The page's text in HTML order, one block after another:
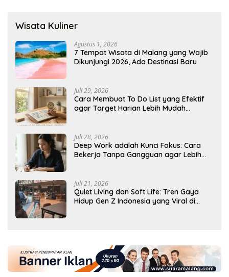
Wisata Kuliner
Agustus 1, 2026
7 Tempat Wisata di Malang yang Wajib
Dikunjungi 2026, Ada Destinasi Baru
Juli 29, 2026
Cara Membuat To Do List yang Efektif
agar Target Harian Lebih Mudah
Juli 28, 2026
Deep Work adalah Kunci Fokus: Cara
Bekerja Tanpa Gangguan agar Lebih
Juli 21, 2026
Quiet Living dan Soft Life: Tren Gaya
Hidup Gen Z Indonesia yang Viral di